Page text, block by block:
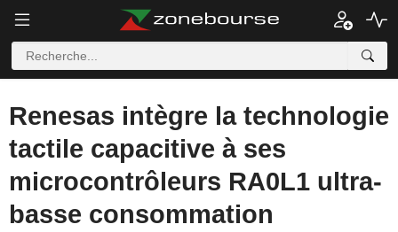
Renesas intègre la technologie
tactile capacitive à ses
microcontrôleurs RA0L1 ultra-
basse consommation